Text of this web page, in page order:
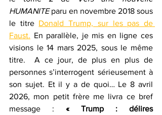
HUMANITE paru en novembre 2018 sous
le titre Donald Trump, sur les pas de
Faust. En parallèle, je mis en ligne ces
visions le 14 mars 2025, sous le même
titre.
A ce jour, de plus en plus de
personnes s’interrogent sérieusement à
son sujet. Et il y a de quoi… Le 8 avril
2026, mon petit frère me livra ce bref
message : « Trump : délires